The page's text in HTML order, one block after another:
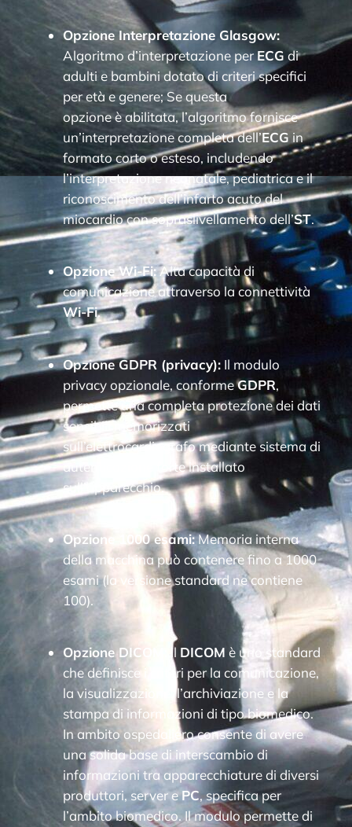
Opzione Interpretazione Glasgow:
Algoritmo d’interpretazione perECG di
adulti e bambini dotato di criteri specifici
per età e genere; Se questa
opzione è abilitata, l’algoritmo fornisce
un’interpretazione completa dell’ECG in
formato corto o esteso, includendo
l’interpretazione neonatale, pediatrica e il
riconoscimento dell’infarto acuto del
miocardio con sopraslivellamento dell’ST.
Opzione Wi-Fi:Alta capacità di
comunicazione attraverso la connettività
Wi-Fi.
Opzione GDPR (privacy): Il modulo
privacy opzionale, conformeGDPR,
permette una completa protezione dei dati
sensibili memorizzati
sull’elettrocardiografo mediante sistema di
autenticazione forte installato
sull’apparecchio.
Opzione 1000 esami:Memoria interna
della macchina può contenere fino a 1000
esami (la versione standard ne contiene
100).
Opzione DICOM: Il DICOM è uno standard
che definisce i criteri per la comunicazione,
la visualizzazione, l’archiviazione e la
stampa di informazioni di tipo biomedico.
In ambito ospedaliero consente di avere
una solida base di interscambio di
informazioni tra apparecchiature di diversi
produttori, server ePC, specifica per
l’ambito biomedico. Il modulo permette di